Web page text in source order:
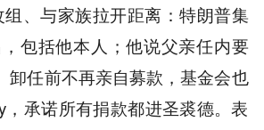
、与家族拉开距离：特朗普集
包括他本人；他说父亲任内要
卸任前不再亲自募款，基金会也
，承诺所有捐款都进圣裘德。表